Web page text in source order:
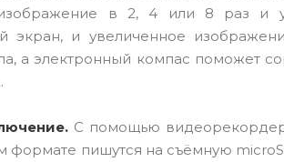
в 2, 4 или 8 раз и
и увеличенное
а электронный компас поможет
С помощью
пишутся на съёмную